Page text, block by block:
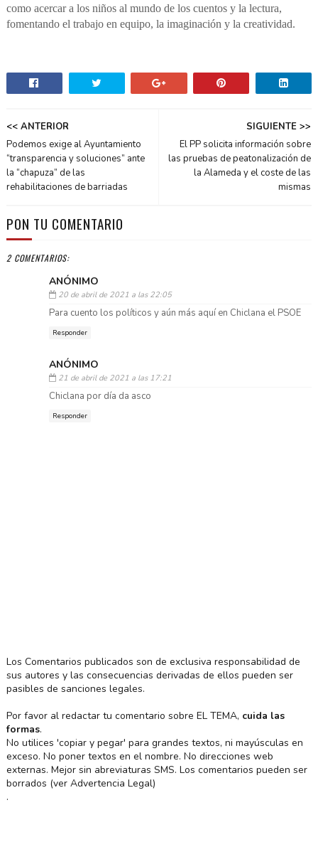
como acercar a los niños al mundo de los cuentos y la lectura,
fomentando el trabajo en equipo, la imaginación y la creatividad.
SIGUIENTE >>
El PP solicita información sobre
las pruebas de peatonalización de
la Alameda y el coste de las
mismas
<< ANTERIOR
Podemos exige al Ayuntamiento
“transparencia y soluciones” ante
la “chapuza” de las
rehabilitaciones de barriadas
PON TU COMENTARIO
2 COMENTARIOS:
ANÓNIMO
20 de abril de 2021 a las 22:05
Para cuento los políticos y aún más aquí en Chiclana el PSOE
Responder
ANÓNIMO
21 de abril de 2021 a las 17:21
Chiclana por día da asco
Responder
Los Comentarios publicados son de exclusiva responsabilidad de
sus autores y las consecuencias derivadas de ellos pueden ser
pasibles de sanciones legales.
Por favor al redactar tu comentario sobre EL TEMA, cuida las
formas.
No utilices 'copiar y pegar' para grandes textos, ni mayúsculas en
exceso. No poner textos en el nombre. No direcciones web
externas. Mejor sin abreviaturas SMS. Los comentarios pueden ser
borrados (ver Advertencia Legal)
.